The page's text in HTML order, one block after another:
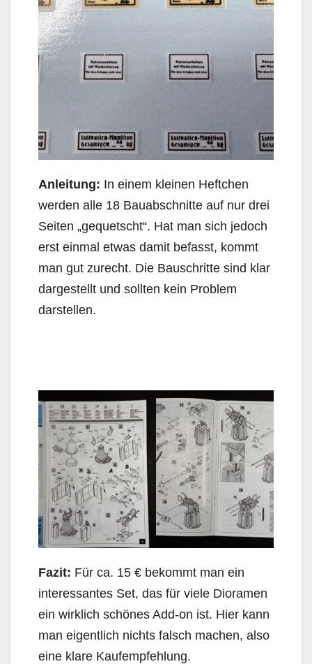
Anleitung: In einem kleinen Heftchen
werden alle 18 Bauabschnitte auf nur drei
Seiten „gequetscht“. Hat man sich jedoch
erst einmal etwas damit befasst, kommt
man gut zurecht. Die Bauschritte sind klar
dargestellt und sollten kein Problem
darstellen.
Fazit: Für ca. 15 € bekommt man ein
interessantes Set, das für viele Dioramen
ein wirklich schönes Add-on ist. Hier kann
man eigentlich nichts falsch machen, also
eine klare Kaufempfehlung.